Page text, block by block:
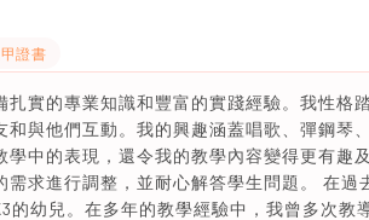
證書
實的專業知識和豐富的實踐經驗。我性格
與他們互動。我的興趣涵蓋唱歌、彈鋼琴
中的表現，還令我的教學內容變得更有趣
求進行調整，並耐心解答學生問題。 在過
的幼兒。在多年的教學經驗中，我曾多次教